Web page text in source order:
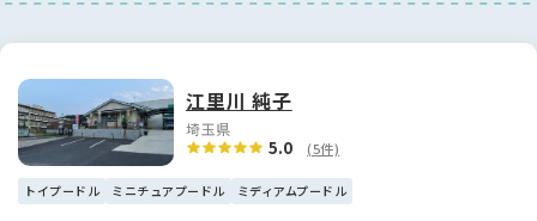
食欲もあり、すくすくと順調に成長しています🍀
🌼毛色は人気の高いレッド❤️
艶があり、光に当たるとふんわり輝くような美しいカラーです
✨
これから毛量も増えていくので、ふわふわのテディベアカット
もとっても似合いそう✂️🎀
江里川 純子
埼玉県
5.0 (5件)
トイプードル ミニチュアプードル ミディアムプードル